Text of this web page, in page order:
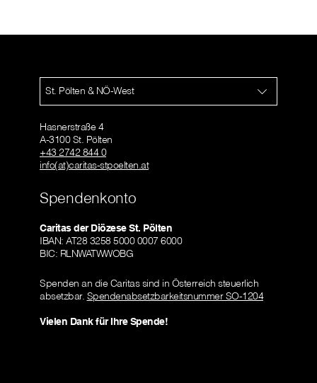
St. Pölten & NÖ-West
Hasnerstraße 4
A-3100 St. Pölten
+43 2742 844 0
info(at)caritas-stpoelten.at
Spendenkonto
Caritas der Diözese St. Pölten
IBAN: AT28 3258 5000 0007 6000
BIC: RLNWATWWOBG
Spenden an die Caritas sind in Österreich steuerlich
absetzbar. Spendenabsetzbarkeitsnummer SO-1204
Vielen Dank für Ihre Spende!